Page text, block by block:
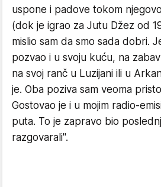
uspone i padove tokom
(dok je igrao za Jutu Džez od
mislio sam da smo sada dobri.
pozvao i u svoju kuću, na
na svoj ranč u Luzijani ili u
je. Oba poziva sam veoma
Gostovao je i u mojim radio-
puta. To je zapravo bio
razgovarali".